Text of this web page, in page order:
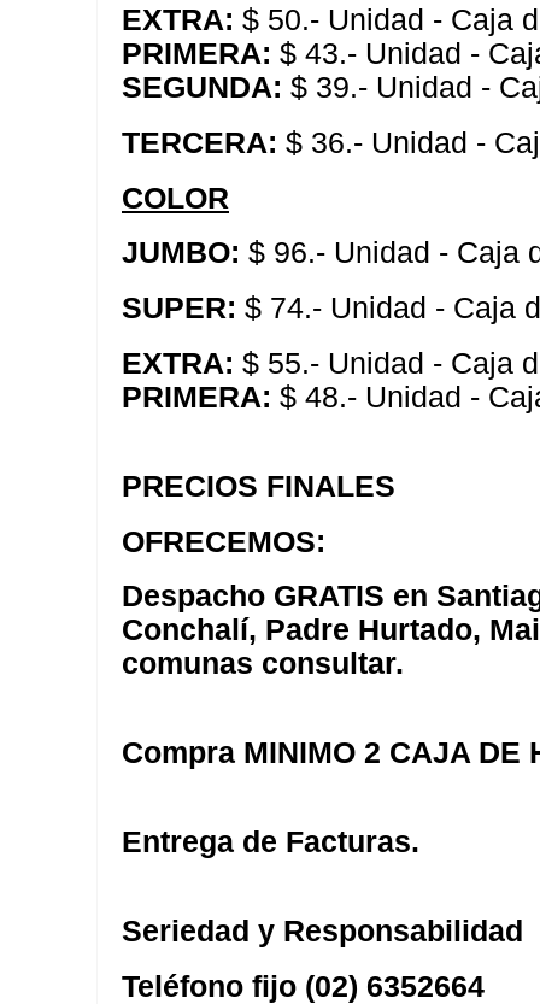
EXTRA: $ 50.- Unidad - Caja
PRIMERA: $ 43.- Unidad -
SEGUNDA: $ 39.- Unidad -
TERCERA: $ 36.- Unidad -
COLOR
JUMBO: $ 96.- Unidad - Caja
SUPER: $ 74.- Unidad - Caja
EXTRA: $ 55.- Unidad - Caja
PRIMERA: $ 48.- Unidad -
PRECIOS FINALES
OFRECEMOS:
Despacho GRATIS en
Conchalí, Padre Hurtado,
comunas consultar.
Compra MINIMO 2 CAJA DE
Entrega de Facturas.
Seriedad y Responsabilidad
Teléfono fijo (02) 6352664